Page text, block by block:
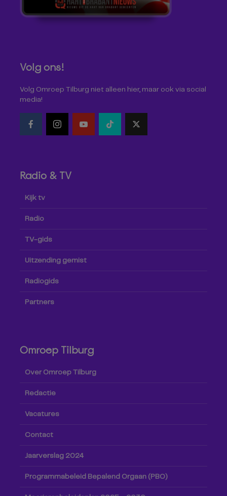
Volg ons!
Volg Omroep Tilburg niet alleen hier, maar ook via social
media!
Radio & TV
Kijk tv
Radio
TV-gids
Uitzending gemist
Radiogids
Partners
Omroep Tilburg
Over Omroep Tilburg
Redactie
Vacatures
Contact
Jaarverslag 2024
Programmabeleid Bepalend Orgaan (PBO)